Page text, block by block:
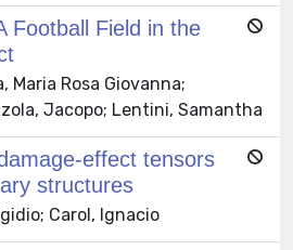
Football Field in the
Maria Rosa Giovanna;
Jacopo; Lentini, Samantha
effect tensors
structures
Carol, Ignacio